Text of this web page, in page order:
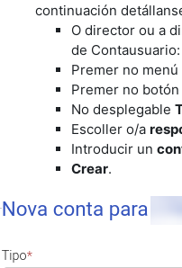
continuación
O director ou a
de Contausuario:
Premer no menú
Premer no botón
No desplegable
Escoller o/a
Introducir un
Crear.